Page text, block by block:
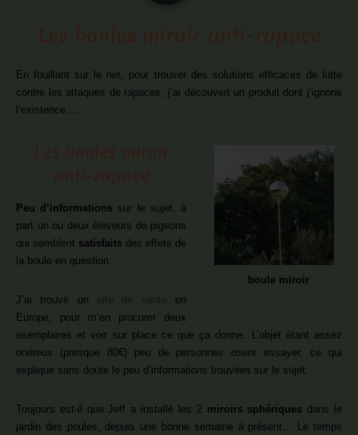
En fouillant sur le net, pour trouver des solutions efficaces de lutte
contre les attaques de rapaces, j’ai découvert un produit dont j’ignorai
l’existence….
boule miroir
Peu d’informations sur le sujet, à
part un ou deux éleveurs de pigeons
qui semblent satisfaits des effets de
la boule en question.
J’ai trouvé un site de vente en
Europe, pour m’en procurer deux
exemplaires et voir sur place ce que ça donne. L’objet étant assez
onéreux (presque 80€) peu de personnes osent essayer, ce qui
explique sans doute le peu d’informations trouvées sur le sujet.
Toujours est-il que Jeff a installé les 2 miroirs sphériques dans le
jardin des poules, depuis une bonne semaine à présent… Le temps